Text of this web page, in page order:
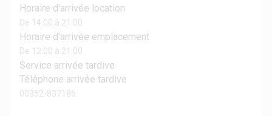
Horaire d'arrivée location
De 14:00 à 21:00
Horaire d'arrivée emplacement
De 12:00 à 21:00
Service arrivée tardive
Téléphone arrivée tardive
00352-837186